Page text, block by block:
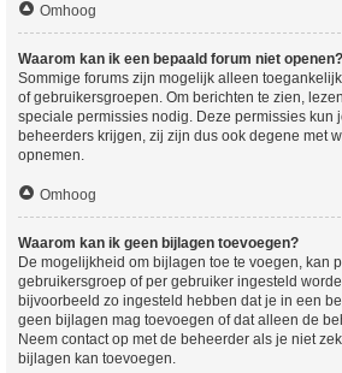
Omhoog
Waarom kan ik een bepaald forum niet openen?
Sommige forums zijn mogelijk alleen
of gebruikersgroepen. Om berichten te zien,
speciale permissies nodig. Deze permissies kun
beheerders krijgen, zij zijn dus ook degene met
opnemen.
Omhoog
Waarom kan ik geen bijlagen toevoegen?
De mogelijkheid om bijlagen toe te voegen, kan
gebruikersgroep of per gebruiker ingesteld
bijvoorbeeld zo ingesteld hebben dat je in een
geen bijlagen mag toevoegen of dat alleen de
Neem contact op met de beheerder als je niet
bijlagen kan toevoegen.